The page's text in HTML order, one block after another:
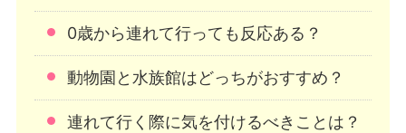
0歳から連れて行っても反応ある？
動物園と水族館はどっちがおすすめ？
連れて行く際に気を付けるべきことは？